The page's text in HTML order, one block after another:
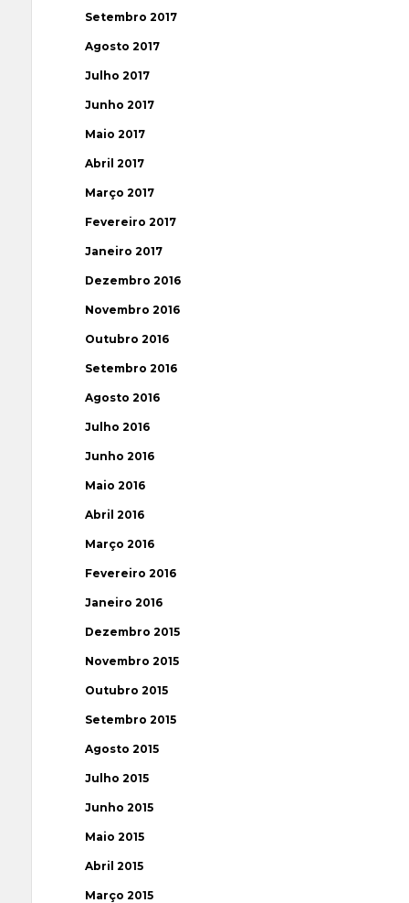
Setembro 2017
Agosto 2017
Julho 2017
Junho 2017
Maio 2017
Abril 2017
Março 2017
Fevereiro 2017
Janeiro 2017
Dezembro 2016
Novembro 2016
Outubro 2016
Setembro 2016
Agosto 2016
Julho 2016
Junho 2016
Maio 2016
Abril 2016
Março 2016
Fevereiro 2016
Janeiro 2016
Dezembro 2015
Novembro 2015
Outubro 2015
Setembro 2015
Agosto 2015
Julho 2015
Junho 2015
Maio 2015
Abril 2015
Março 2015